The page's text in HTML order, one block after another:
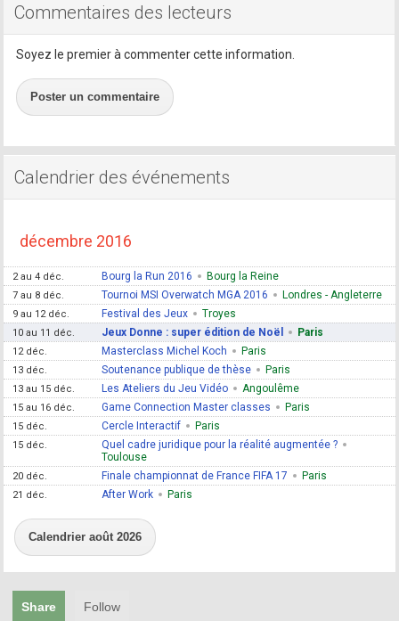
Commentaires des lecteurs
Soyez le premier à commenter cette information.
Poster un commentaire
Calendrier des événements
décembre 2016
2 au 4 déc. Bourg la Run 2016 Bourg la Reine
7 au 8 déc. Tournoi MSI Overwatch MGA 2016 Londres - Angleterre
9 au 12 déc. Festival des Jeux Troyes
10 au 11 déc. Jeux Donne : super édition de Noël Paris
12 déc. Masterclass Michel Koch Paris
13 déc. Soutenance publique de thèse Paris
13 au 15 déc. Les Ateliers du Jeu Vidéo Angoulême
15 au 16 déc. Game Connection Master classes Paris
15 déc. Cercle Interactif Paris
15 déc.
Quel cadre juridique pour la réalité augmentée ?
Toulouse
20 déc. Finale championnat de France FIFA 17 Paris
21 déc. After Work Paris
Calendrier août 2026
Share Follow